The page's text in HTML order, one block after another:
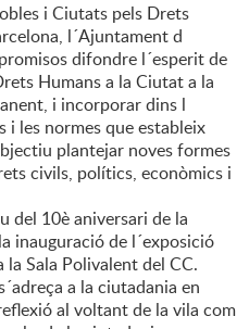
i Ciutats pels Drets
l´Ajuntament d
difondre l´esperit de
Humans a la Ciutat a la
i incorporar dins l
i les normes que estableix
plantejar noves formes
civils, polítics, econòmics i
del 10è aniversari de la
inauguració de l´exposició
Sala Polivalent del CC.
a la ciutadania en
al voltant de la vila com